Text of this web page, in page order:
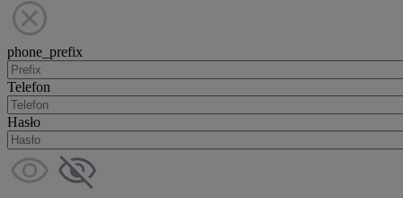
phone_prefix
Telefon
Hasło